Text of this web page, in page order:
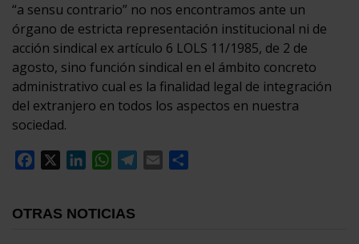
“a sensu contrario” no nos encontramos ante un
órgano de estricta representación institucional ni de
acción sindical ex artículo 6 LOLS 11/1985, de 2 de
agosto, sino función sindical en el ámbito concreto
administrativo cual es la finalidad legal de integración
del extranjero en todos los aspectos en nuestra
sociedad.
Facebook
LinkedInWhatsApp
Telegram
Email
OTRAS NOTICIAS